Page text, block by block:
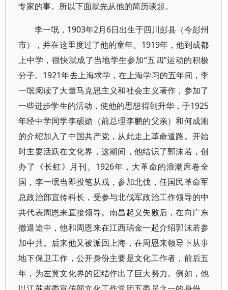
专家的事。所以下面就先从他的简历谈起。
李一氓，1903年2月6日出生于四川彭县（今彭州
市），并在这里度过了他的童年。1919年，他到成都
上中学，很快就成了当地学生参加“五四”运动的积极
分子。1921年去上海求学，在上海学习的五年间，李
一氓阅读了大量马克思主义和社会主义著作，参加了
一些进步学生的活动，使他的思想得到升华，于1925
年经中学同学李硕勋（前总理李鹏的父亲）和何成湘
的介绍加入了中国共产党，从此走上革命道路。开始
时主要活跃在文化界，这期间，他结识了郭沫若，创
办了《长虹》月刊。1926年，大革命的浪潮席卷全
国，李一氓当即投笔从戎，参加北伐，任国民革命军
总政治部宣传科长，受参与北伐军政治工作领导的中
共代表周恩来直接领导。南昌起义失败后，在向广东
撤退途中，他和周恩来在江西瑞金一起介绍郭沫若参
加中共。后来他又被派回上海，在周恩来领导下从事
地下保卫工作，公开身份主要是文化工作者，前后五
年，为左翼文化界的团结作出了巨大努力。例如，他